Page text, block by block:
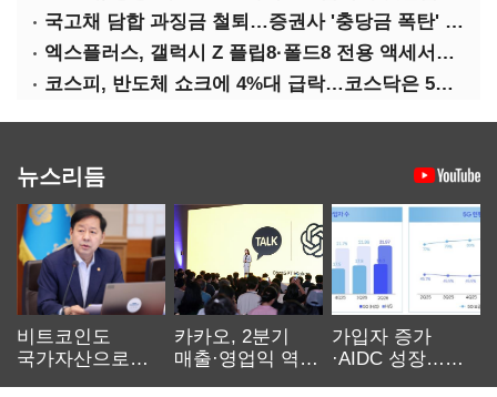
국고채 담합 과징금 철퇴…증권사 '충당금 폭탄' 우려
엑스플러스, 갤럭시 Z 플립8·폴드8 전용 액세서리 출시
코스피, 반도체 쇼크에 4%대 급락…코스닥은 5거래일째 상승
뉴스리듬
비트코인도
국가자산으로…'
카카오, 2분기
매출·영업익 역대
가입자 증가
·AIDC 성장…